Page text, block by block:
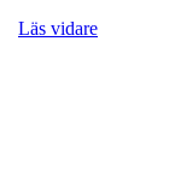
Läs vidare